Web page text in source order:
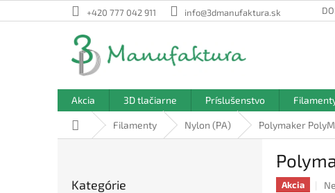
na
+420 777 042 911 info@3dmanufaktura.sk
Akcia 3D tlačiarne Príslušenstvo
DomovFilamenty Nylon (PA) Polymaker
kategórie
Kategórie Akcia